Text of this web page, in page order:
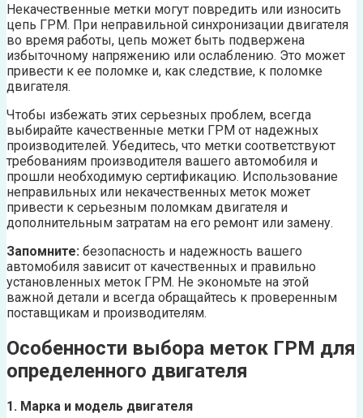
Некачественные метки могут повредить или износить
цепь ГРМ. При неправильной синхронизации двигателя
во время работы, цепь может быть подвержена
избыточному напряжению или ослаблению. Это может
привести к ее поломке и, как следствие, к поломке
двигателя.
Чтобы избежать этих серьезных проблем, всегда
выбирайте качественные метки ГРМ от надежных
производителей. Убедитесь, что метки соответствуют
требованиям производителя вашего автомобиля и
прошли необходимую сертификацию. Использование
неправильных или некачественных меток может
привести к серьезным поломкам двигателя и
дополнительным затратам на его ремонт или замену.
Запомните: безопасность и надежность вашего
автомобиля зависит от качественных и правильно
установленных меток ГРМ. Не экономьте на этой
важной детали и всегда обращайтесь к проверенным
поставщикам и производителям.
Особенности выбора меток ГРМ для
определенного двигателя
1. Марка и модель двигателя